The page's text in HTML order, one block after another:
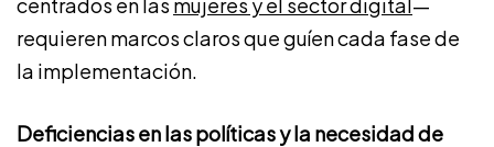
requieren marcos claros que guíen cada fase de
la implementación.
Deficiencias en las políticas y la necesidad de